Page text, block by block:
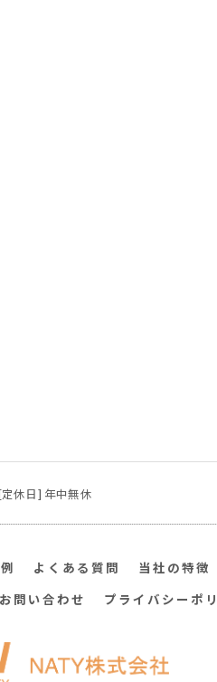
休日] 年中無休
よくある質問 当社の特徴
お問い合わせ プライバシーポ